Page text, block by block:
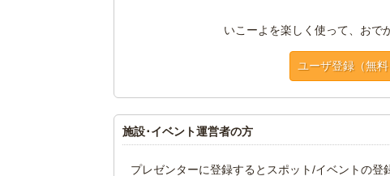
いこーよを楽しく使って、おで
ユーザ登録（無
施設･イベント運営者の方
プレゼンターに登録するとスポット/イベントの